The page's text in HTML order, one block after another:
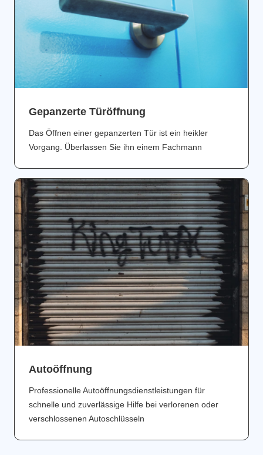
Gepanzerte Türöffnung
Das Öffnen einer gepanzerten Tür ist ein heikler
Vorgang. Überlassen Sie ihn einem Fachmann
Аutoöffnung
Professionelle Autoöffnungsdienstleistungen für
schnelle und zuverlässige Hilfe bei verlorenen oder
verschlossenen Autoschlüsseln